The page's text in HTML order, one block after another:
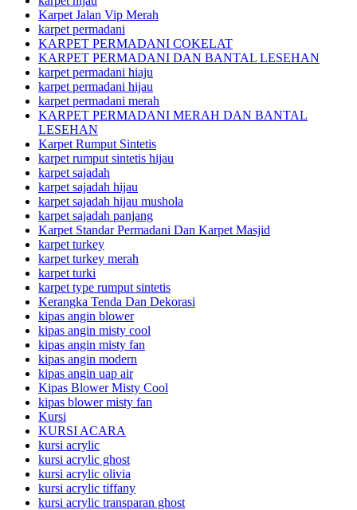
Karpet Jalan Vip Merah
karpet permadani
KARPET PERMADANI COKELAT
KARPET PERMADANI DAN BANTAL LESEHAN
karpet permadani hiaju
karpet permadani hijau
karpet permadani merah
KARPET PERMADANI MERAH DAN BANTAL
LESEHAN
Karpet Rumput Sintetis
karpet rumput sintetis hijau
karpet sajadah
karpet sajadah hijau
karpet sajadah hijau mushola
karpet sajadah panjang
Karpet Standar Permadani Dan Karpet Masjid
karpet turkey
karpet turkey merah
karpet turki
karpet type rumput sintetis
Kerangka Tenda Dan Dekorasi
kipas angin blower
kipas angin misty cool
kipas angin misty fan
kipas angin modern
kipas angin uap air
Kipas Blower Misty Cool
kipas blower misty fan
Kursi
KURSI ACARA
kursi acrylic
kursi acrylic ghost
kursi acrylic olivia
kursi acrylic tiffany
kursi acrylic transparan ghost